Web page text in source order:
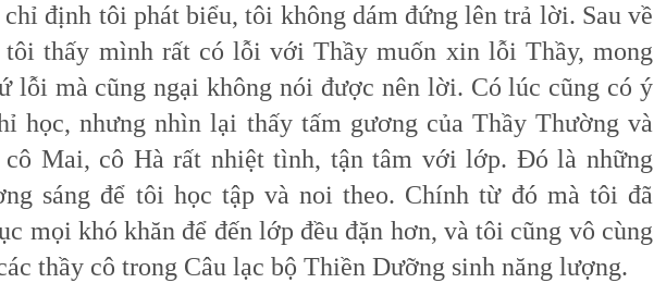
định tôi phát biểu, tôi không dám đứng lên trả lời. Sau về
thấy mình rất có lỗi với Thầy muốn xin lỗi Thầy, mong
lỗi mà cũng ngại không nói được nên lời. Có lúc cũng có ý
học, nhưng nhìn lại thấy tấm gương của Thầy Thường và
cô Mai, cô Hà rất nhiệt tình, tận tâm với lớp. Đó là những
sáng để tôi học tập và noi theo. Chính từ đó mà tôi đã
mọi khó khăn để đến lớp đều đặn hơn, và tôi cũng vô cùng
thầy cô trong Câu lạc bộ Thiền Dưỡng sinh năng lượng.